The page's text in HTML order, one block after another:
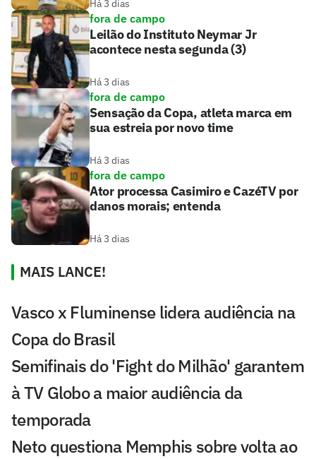
Há 3 dias
fora de campo
Leilão do Instituto Neymar Jr
acontece nesta segunda (3)
Há 3 dias
fora de campo
Sensação da Copa, atleta marca em
sua estreia por novo time
Há 3 dias
fora de campo
Ator processa Casimiro e CazéTV por
danos morais; entenda
Há 3 dias
MAIS LANCE!
Vasco x Fluminense lidera audiência na
Copa do Brasil
Semifinais do 'Fight do Milhão' garantem
à TV Globo a maior audiência da
temporada
Neto questiona Memphis sobre volta ao